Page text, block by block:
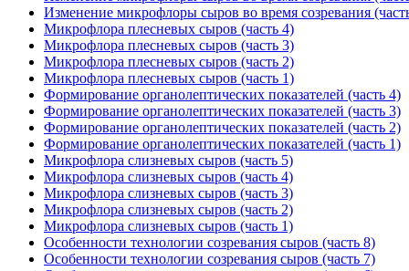
Изменение микрофлоры сыров во время созревания
Микрофлора плесневых сыров (часть 4)
Микрофлора плесневых сыров (часть 3)
Микрофлора плесневых сыров (часть 2)
Микрофлора плесневых сыров (часть 1)
Формирование органолептических показателей (часть 4)
Формирование органолептических показателей (часть 3)
Формирование органолептических показателей (часть 2)
Формирование органолептических показателей (часть 1)
Микрофлора слизневых сыров (часть 5)
Микрофлора слизневых сыров (часть 4)
Микрофлора слизневых сыров (часть 3)
Микрофлора слизневых сыров (часть 2)
Микрофлора слизневых сыров (часть 1)
Особенности технологии созревания сыров (часть 8)
Особенности технологии созревания сыров (часть 7)